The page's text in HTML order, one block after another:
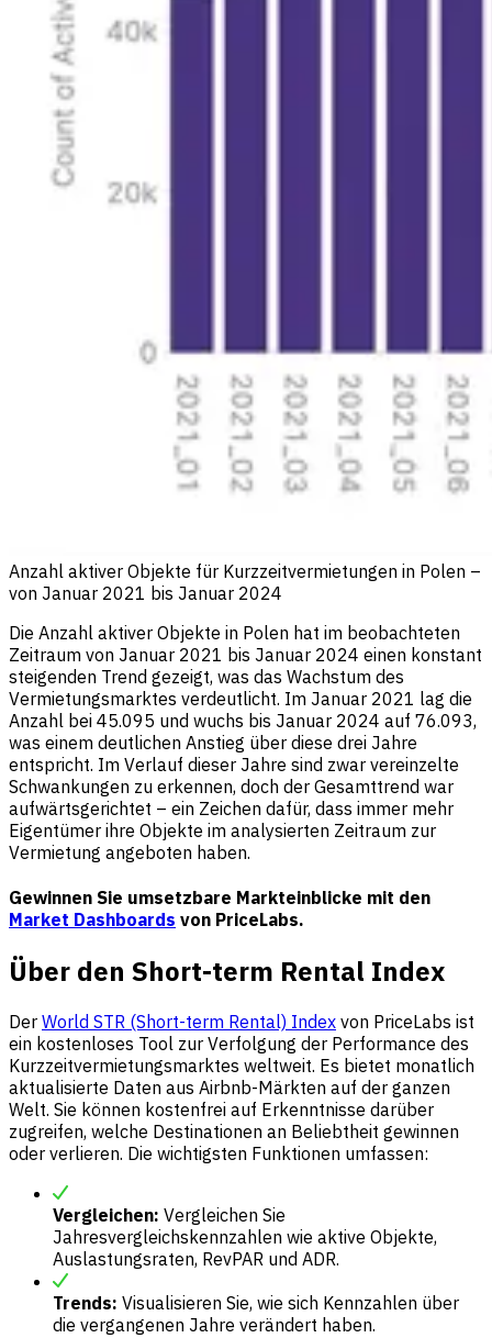
Anzahl aktiver Objekte für Kurzzeitvermietungen in Polen –
von Januar 2021 bis Januar 2024
Die Anzahl aktiver Objekte in Polen hat im beobachteten
Zeitraum von Januar 2021 bis Januar 2024 einen konstant
steigenden Trend gezeigt, was das Wachstum des
Vermietungsmarktes verdeutlicht. Im Januar 2021 lag die
Anzahl bei 45.095 und wuchs bis Januar 2024 auf 76.093,
was einem deutlichen Anstieg über diese drei Jahre
entspricht. Im Verlauf dieser Jahre sind zwar vereinzelte
Schwankungen zu erkennen, doch der Gesamttrend war
aufwärtsgerichtet – ein Zeichen dafür, dass immer mehr
Eigentümer ihre Objekte im analysierten Zeitraum zur
Vermietung angeboten haben.
Gewinnen Sie umsetzbare Markteinblicke mit den
Market Dashboards von PriceLabs.
Über den Short-term Rental Index
Der World STR (Short-term Rental) Index von PriceLabs ist
ein kostenloses Tool zur Verfolgung der Performance des
Kurzzeitvermietungsmarktes weltweit. Es bietet monatlich
aktualisierte Daten aus Airbnb-Märkten auf der ganzen
Welt. Sie können kostenfrei auf Erkenntnisse darüber
zugreifen, welche Destinationen an Beliebtheit gewinnen
oder verlieren. Die wichtigsten Funktionen umfassen:
Vergleichen: Vergleichen Sie
Jahresvergleichskennzahlen wie aktive Objekte,
Auslastungsraten, RevPAR und ADR.
Trends: Visualisieren Sie, wie sich Kennzahlen über
die vergangenen Jahre verändert haben.